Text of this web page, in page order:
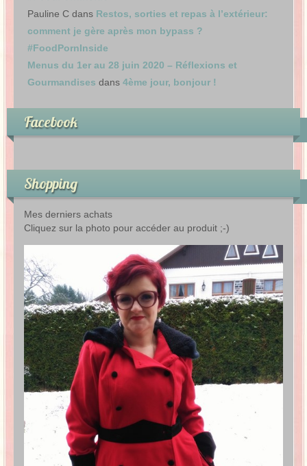
Pauline C dans Restos, sorties et repas à l’extérieur:
comment je gère après mon bypass ?
#FoodPornInside
Menus du 1er au 28 juin 2020 – Réflexions et
Gourmandises dans 4ème jour, bonjour !
Facebook
Shopping
Mes derniers achats
Cliquez sur la photo pour accéder au produit ;-)